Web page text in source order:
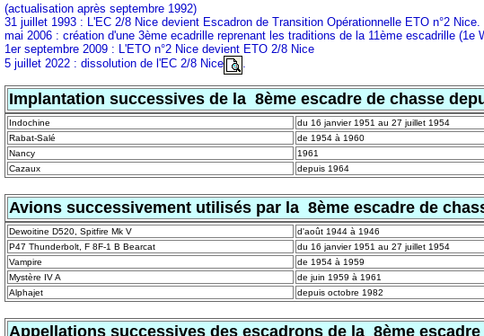
(actualisation après septembre 1992)
31 juillet 1993 : L'EC 2/8 Nice devient Escadron de Transition Opérationnelle ETO n°2 Nice.
mai 2006 : création d'une 3ème ecadrille reprenant les traditions de la 11ème escadrille (1e
1er septembre 2009 : L'ETO n°2 Nice devient ETO 2/8 Nice
5 juillet 2022 : dissolution de l'EC 2/8 Nice
Implantation successives de la 8ème escadre de chasse
Indochine
du 16 janvier 1951 au 27 juillet 1954
Rabat-Salé
de 1954 à 1960
Nancy
1961
Cazaux
depuis 1964
Avions successivement utilisés par la 8ème escadre de
Dewoitine D520, Spitfire Mk V
d'août 1944 à 1946
P47 Thunderbolt, F 8F-1 B Bearcat
du 16 janvier 1951 au 27 juillet 1954
Vampire
de 1954 à 1959
Mystère IV A
de juin 1959 à 1961
Alphajet
depuis octobre 1982
Appellations successives des escadrons de la 8ème escadre